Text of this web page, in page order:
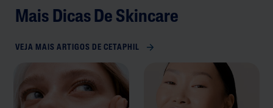
Mais Dicas De Skincare
VEJA MAIS ARTIGOS DE CETAPHIL